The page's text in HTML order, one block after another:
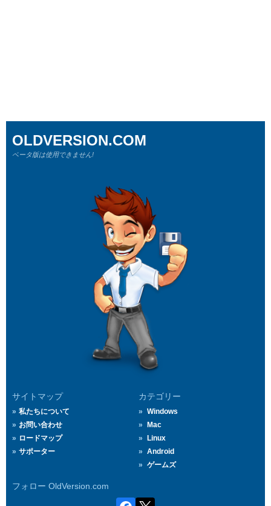
サイトマップ
私たちについて
お問い合わせ
ロードマップ
サポーター
カテゴリー
Windows
Mac
Linux
Android
ゲームズ
フォロー OldVersion.com
OLDVERSION.COM
ベータ版は使用できません!